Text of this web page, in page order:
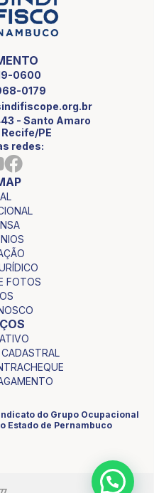
0600
0179
- Santo Amaro
PE
redes:
FOTOS
do Grupo Ocupacional
Estado de Pernambuco